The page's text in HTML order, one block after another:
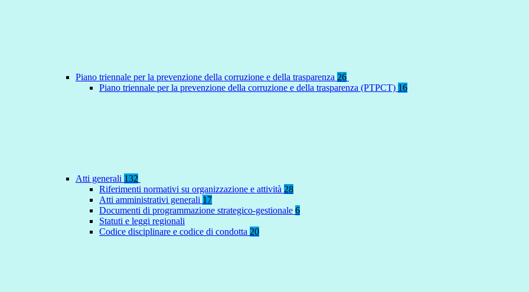
Piano triennale per la prevenzione della corruzione e della trasparenza 26
Piano triennale per la prevenzione della corruzione e della trasparenza (PTPCT) 16
Atti generali 132
Riferimenti normativi su organizzazione e attività 28
Atti amministrativi generali 17
Documenti di programmazione strategico-gestionale 6
Statuti e leggi regionali
Codice disciplinare e codice di condotta 20